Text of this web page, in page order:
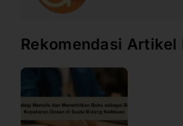
Rekomendasi Artikel